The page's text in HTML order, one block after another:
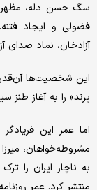
سگ حسن دله، مظهر
فضولی و ایجاد
آزادخان، نماد صدای
این شخصیت‌ها
پرند» را به آغاز
اما عمر این
مشروطه‌خواهان،
به ناچار ایران را
منتشر کرد. عمر